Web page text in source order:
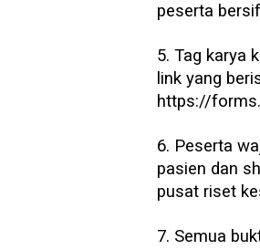
peserta
5. Tag karya
link yang
https://
6. Peserta
pasien dan
pusat riset
7. Semua